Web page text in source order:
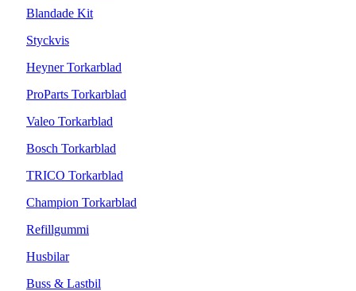
Blandade Kit
Styckvis
Heyner Torkarblad
ProParts Torkarblad
Valeo Torkarblad
Bosch Torkarblad
TRICO Torkarblad
Champion Torkarblad
Refillgummi
Husbilar
Buss & Lastbil